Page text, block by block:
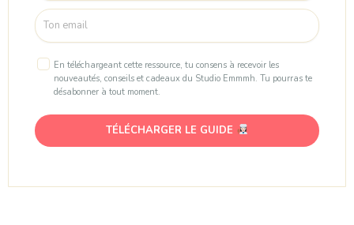
En téléchargeant cette ressource, tu consens à recevoir les
nouveautés, conseils et cadeaux du Studio Emmmh. Tu pourras te
désabonner à tout moment.
TÉLÉCHARGER LE GUIDE